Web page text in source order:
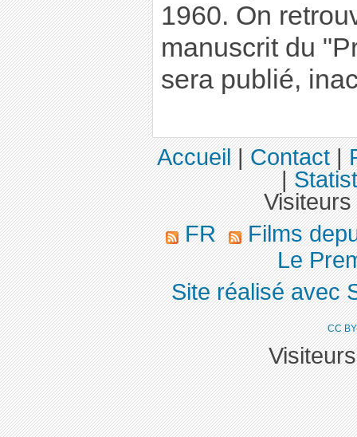
1960. On
manuscrit du
sera publié,
Accueil|Contact|
|
FR
Films
Le
Site réalisé avec
CC